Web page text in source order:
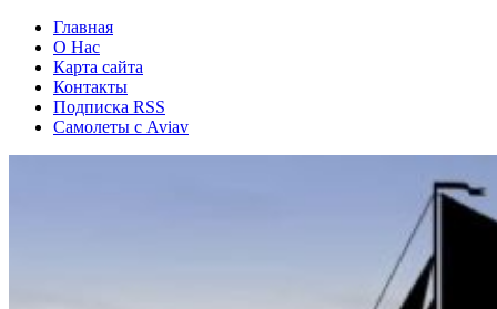
Главная
О Нас
Карта сайта
Контакты
Подписка RSS
Самолеты с Aviav